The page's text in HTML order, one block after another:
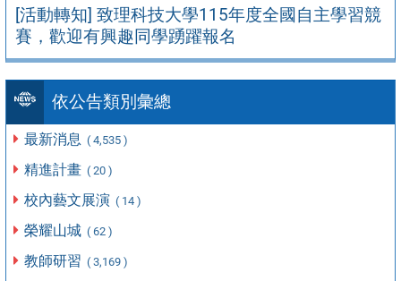
[活動轉知] 致理科技大學115年度全國自主學習競
賽，歡迎有興趣同學踴躍報名
依公告類別彙總
最新消息 ( 4,535 )
精進計畫 ( 20 )
校內藝文展演 ( 14 )
榮耀山城 ( 62 )
教師研習 ( 3,169 )